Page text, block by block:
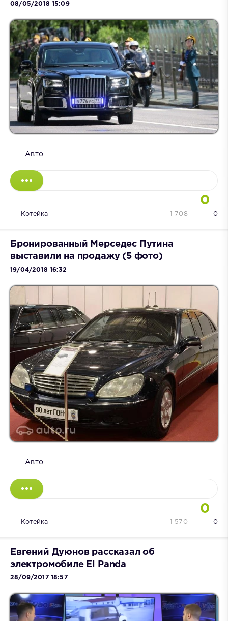
08/05/2018 15:09
Авто
0
Котейка 0
1 708
Бронированный Мерседес Путина
выставили на продажу (5 фото)
19/04/2018 16:32
Авто
0
Котейка 0
1 570
Евгений Дуюнов рассказал об
электромобиле El Panda
28/09/2017 18:57